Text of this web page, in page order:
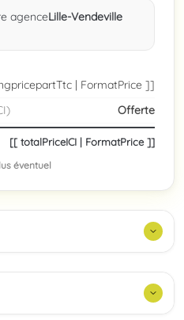
agenceLille-Vendeville
| FormatPrice ]]
Offerte
[[ totalPriceICI | FormatPrice ]]
éventuel